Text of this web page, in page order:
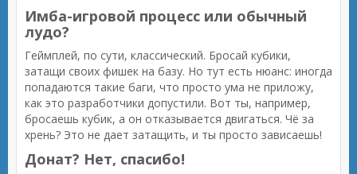
Имба-игровой процесс или обычный
лудо?
Геймплей, по сути, классический. Бросай кубики,
затащи своих фишек на базу. Но тут есть нюанс: иногда
попадаются такие баги, что просто ума не приложу,
как это разработчики допустили. Вот ты, например,
бросаешь кубик, а он отказывается двигаться. Чё за
хрень? Это не дает затащить, и ты просто зависаешь!
Донат? Нет, спасибо!